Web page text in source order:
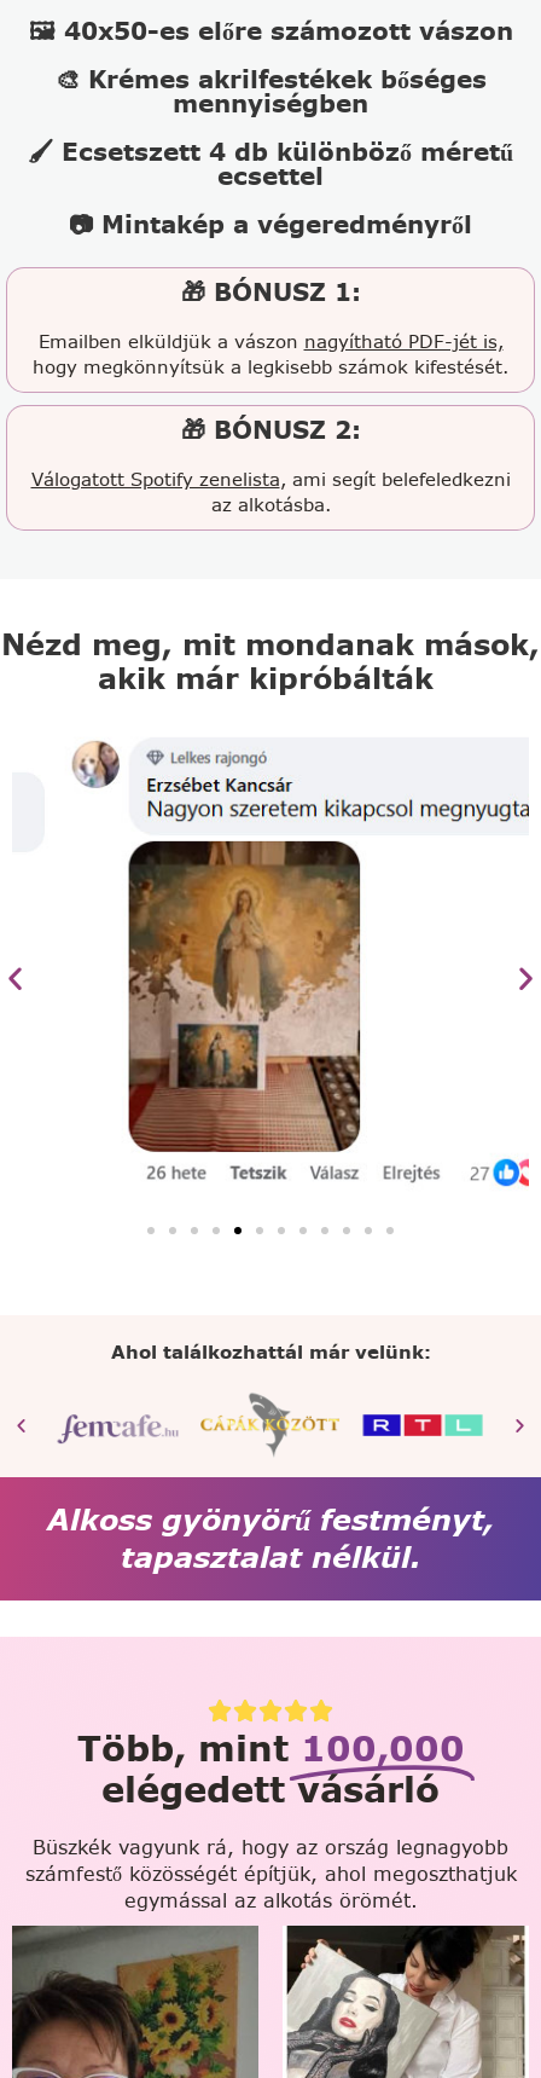
🖼️ 40x50-es előre számozott vászon
🎨 Krémes akrilfestékek bőséges
mennyiségben
🖌️ Ecsetszett 4 db különböző méretű
ecsettel
📷 Mintakép a végeredményről
🎁 BÓNUSZ 1:
Emailben elküldjük a vászon nagyítható PDF-jét is,
hogy megkönnyítsük a legkisebb számok kifestését.
🎁 BÓNUSZ 2:
Válogatott Spotify zenelista, ami segít belefeledkezni
az alkotásba.
Nézd meg, mit mondanak mások,
akik már kipróbálták
Ahol találkozhattál már velünk:
Alkoss gyönyörű festményt,
tapasztalat nélkül.
Több, mint 100,000
elégedett vásárló
Büszkék vagyunk rá, hogy az ország legnagyobb
számfestő közösségét építjük, ahol megoszthatjuk
egymással az alkotás örömét.